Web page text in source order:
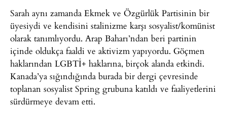
Sarah aynı zamanda Ekmek ve Özgürlük Partisinin bir
üyesiydi ve kendisini stalinizme karşı sosyalist/komünist
olarak tanımlıyordu. Arap Baharı’ndan beri partinin
içinde oldukça faaldi ve aktivizm yapıyordu. Göçmen
haklarından LGBTİ+ haklarına, birçok alanda etkindi.
Kanada’ya sığındığında burada bir dergi çevresinde
toplanan sosyalist Spring grubuna katıldı ve faaliyetlerini
sürdürmeye devam etti.